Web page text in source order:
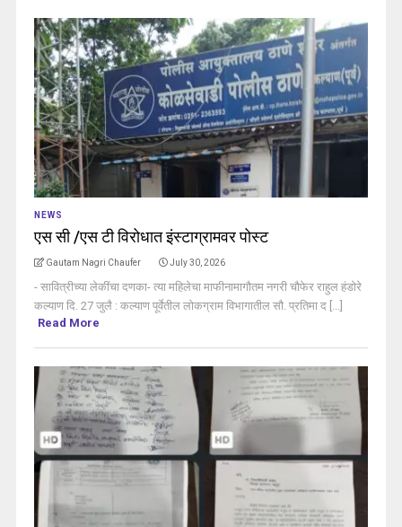
NEWS
एस सी /एस टी विरोधात इंस्टाग्रामवर पोस्ट
Gautam Nagri Chaufer July 30, 2026
- सावित्रीच्या लेकींचा दणका- त्या महिलेचा माफीनामागौतम नगरी चौफेर राहुल हंडोरे
कल्याण दि. 27 जुलै : कल्याण पूर्वेतील लोकग्राम विभागातील सौ. प्रतिमा द [...]
Read More